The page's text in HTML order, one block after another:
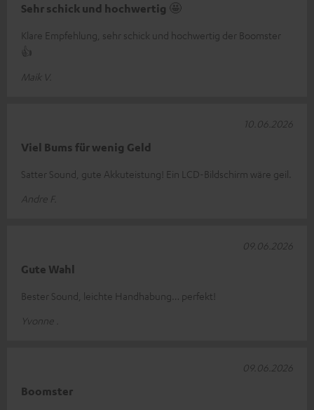
Sehr schick und hochwertig 🤩
Klare Empfehlung, sehr schick und hochwertig der Boomster
👍
Maik V.
Viel Bums für wenig Geld
Satter Sound, gute Akkuteistung! Ein LCD-Bildschirm wäre geil.
Andre F.
10.06.2026
Gute Wahl
Bester Sound, leichte Handhabung… perfekt!
Yvonne .
09.06.2026
Boomster
09.06.2026